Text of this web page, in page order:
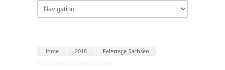
Home 2018 Feiertage Sachsen